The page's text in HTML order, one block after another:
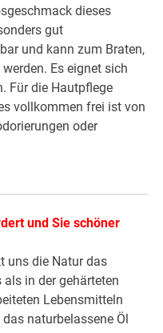
dieses
gut
und kann zum Braten,
Es eignet sich
Für die Hautpflege
vollkommen frei ist von
oder
und Sie schöner
uns die Natur das
in der gehärteten
Lebensmitteln
naturbelassene Öl